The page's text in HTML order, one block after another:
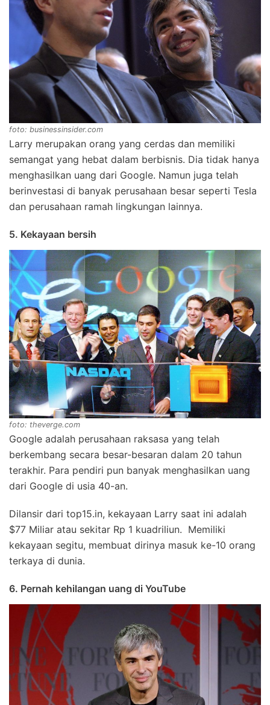
foto: businessinsider.com
Larry merupakan orang yang cerdas dan memiliki
semangat yang hebat dalam berbisnis. Dia tidak hanya
menghasilkan uang dari Google. Namun juga telah
berinvestasi di banyak perusahaan besar seperti Tesla
dan perusahaan ramah lingkungan lainnya.
5. Kekayaan bersih
foto: theverge.com
Google adalah perusahaan raksasa yang telah
berkembang secara besar-besaran dalam 20 tahun
terakhir. Para pendiri pun banyak menghasilkan uang
dari Google di usia 40-an.
Dilansir dari top15.in, kekayaan Larry saat ini adalah
$77 Miliar atau sekitar Rp 1 kuadriliun. Memiliki
kekayaan segitu, membuat dirinya masuk ke-10 orang
terkaya di dunia.
6. Pernah kehilangan uang di YouTube